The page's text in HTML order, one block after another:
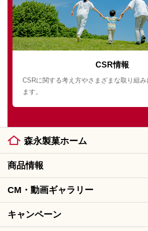
CSR情報
CSRに関する考え方やさまざまな取り組
ます。
森永製菓ホーム
商品情報
CM・動画ギャラリー
キャンペーン